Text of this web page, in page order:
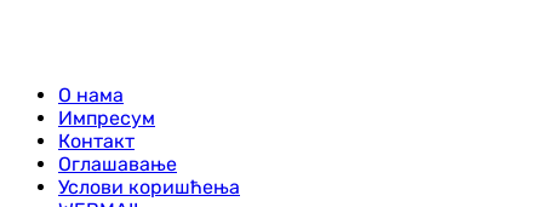
О нама
Импресум
Контакт
Оглашавање
Услови коришћења